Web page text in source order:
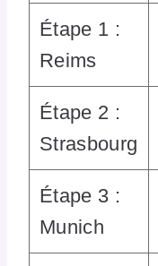
Étape 1 :
Reims
Étape 2 :
Strasbourg
Étape 3 :
Munich